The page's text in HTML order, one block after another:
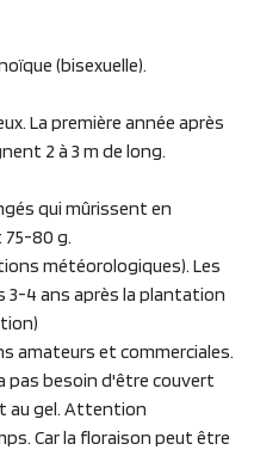
(bisexuelle).
La première année après
2 à 3 m de long.
qui mûrissent en
80 g.
météorologiques). Les
4 ans après la plantation
amateurs et commerciales.
pas besoin d'être couvert
au gel. Attention
Car la floraison peut être